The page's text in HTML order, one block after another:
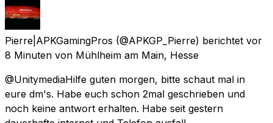
Pierre|APKGamingPros (@APKGP_Pierre) berichtet vor
8 Minuten von Mühlheim am Main, Hesse
@UnitymediaHilfe guten morgen, bitte schaut mal in
eure dm's. Habe euch schon 2mal geschrieben und
noch keine antwort erhalten. Habe seit gestern